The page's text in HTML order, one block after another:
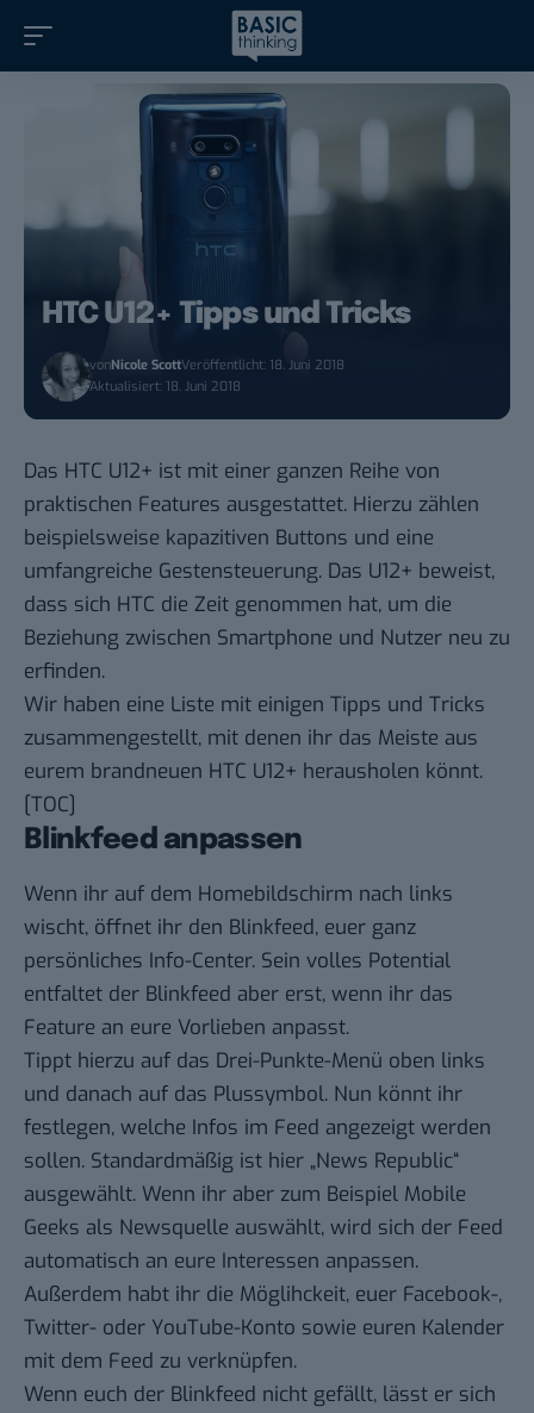
HTC U12+ Tipps und Tricks
vonNicole ScottVeröffentlicht: 18. Juni 2018
Aktualisiert: 18. Juni 2018
Das HTC U12+ ist mit einer ganzen Reihe von
praktischen Features ausgestattet. Hierzu zählen
beispielsweise kapazitiven Buttons und eine
umfangreiche Gestensteuerung. Das U12+ beweist,
dass sich HTC die Zeit genommen hat, um die
Beziehung zwischen Smartphone und Nutzer neu zu
erfinden.
Wir haben eine Liste mit einigen Tipps und Tricks
zusammengestellt, mit denen ihr das Meiste aus
eurem brandneuen HTC U12+ herausholen könnt.
[TOC]
Blinkfeed anpassen
Wenn ihr auf dem Homebildschirm nach links
wischt, öffnet ihr den Blinkfeed, euer ganz
persönliches Info-Center. Sein volles Potential
entfaltet der Blinkfeed aber erst, wenn ihr das
Feature an eure Vorlieben anpasst.
Tippt hierzu auf das Drei-Punkte-Menü oben links
und danach auf das Plussymbol. Nun könnt ihr
festlegen, welche Infos im Feed angezeigt werden
sollen. Standardmäßig ist hier „News Republic“
ausgewählt. Wenn ihr aber zum Beispiel Mobile
Geeks als Newsquelle auswählt, wird sich der Feed
automatisch an eure Interessen anpassen.
Außerdem habt ihr die Möglihckeit, euer Facebook-,
Twitter- oder YouTube-Konto sowie euren Kalender
mit dem Feed zu verknüpfen.
Wenn euch der Blinkfeed nicht gefällt, lässt er sich